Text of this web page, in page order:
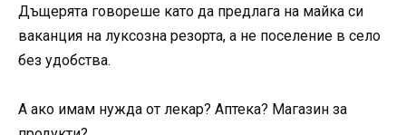
Дъщерята говореше като да предлага на майка си
ваканция на луксозна резорта, а не поселение в село
без удобства.
А ако имам нужда от лекар? Аптека? Магазин за